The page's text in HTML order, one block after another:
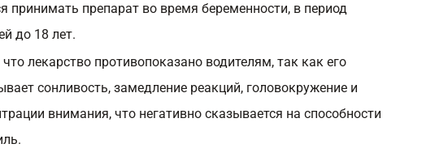
принимать препарат во время беременности, в период
до 18 лет.
лекарство противопоказано водителям, так как его
сонливость, замедление реакций, головокружение и
внимания, что негативно сказывается на способности